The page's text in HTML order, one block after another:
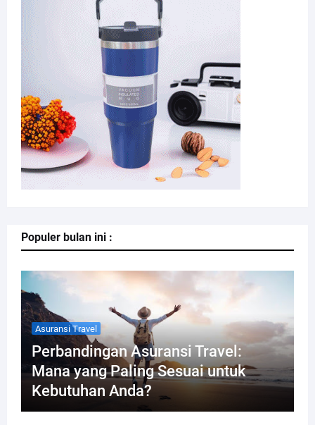
Populer bulan ini :
Asuransi Travel
Perbandingan Asuransi Travel:
Mana yang Paling Sesuai untuk
Kebutuhan Anda?